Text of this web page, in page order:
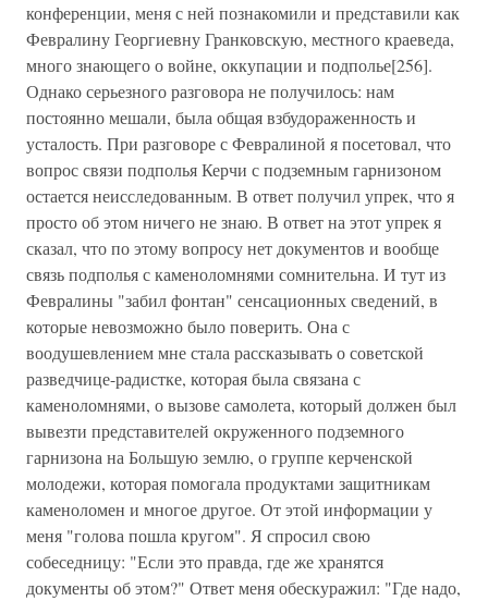
конференции, меня с ней познакомили и представили как
Февралину Георгиевну Гранковскую, местного краеведа,
много знающего о войне, оккупации и подполье[256].
Однако серьезного разговора не получилось: нам
постоянно мешали, была общая взбудораженность и
усталость. При разговоре с Февралиной я посетовал, что
вопрос связи подполья Керчи с подземным гарнизоном
остается неисследованным. В ответ получил упрек, что я
просто об этом ничего не знаю. В ответ на этот упрек я
сказал, что по этому вопросу нет документов и вообще
связь подполья с каменоломнями сомнительна. И тут из
Февралины "забил фонтан" сенсационных сведений, в
которые невозможно было поверить. Она с
воодушевлением мне стала рассказывать о советской
разведчице-радистке, которая была связана с
каменоломнями, о вызове самолета, который должен был
вывезти представителей окруженного подземного
гарнизона на Большую землю, о группе керченской
молодежи, которая помогала продуктами защитникам
каменоломен и многое другое. От этой информации у
меня "голова пошла кругом". Я спросил свою
собеседницу: "Если это правда, где же хранятся
документы об этом?" Ответ меня обескуражил: "Где надо,